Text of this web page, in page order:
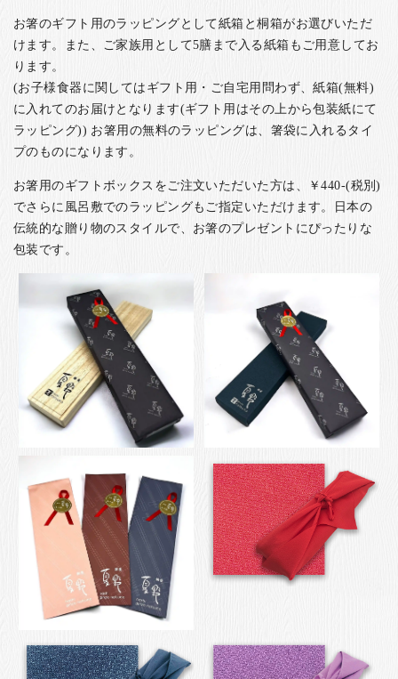
お箸のギフト用のラッピングとして紙箱と桐箱がお選びいただ
けます。また、ご家族用として5膳まで入る紙箱もご用意してお
ります。
(お子様食器に関してはギフト用・ご自宅用問わず、紙箱(無料)
に入れてのお届けとなります(ギフト用はその上から包装紙にて
ラッピング)) お箸用の無料のラッピングは、箸袋に入れるタイ
プのものになります。
お箸用のギフトボックスをご注文いただいた方は、￥440-(税別)
でさらに風呂敷でのラッピングもご指定いただけます。日本の
伝統的な贈り物のスタイルで、お箸のプレゼントにぴったりな
包装です。